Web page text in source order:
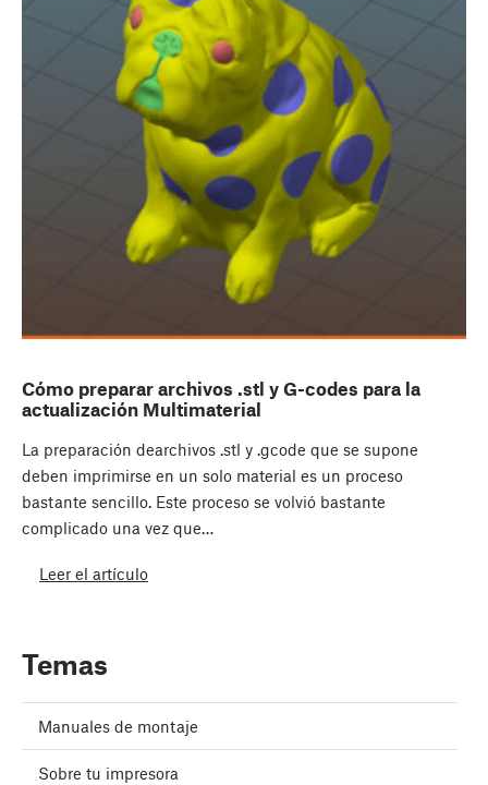
Cómo preparar archivos .stl y G-codes para la
actualización Multimaterial
La preparación dearchivos .stl y .gcode que se supone
deben imprimirse en un solo material es un proceso
bastante sencillo. Este proceso se volvió bastante
complicado una vez que…
Leer el artículo
Temas
Manuales de montaje
Sobre tu impresora